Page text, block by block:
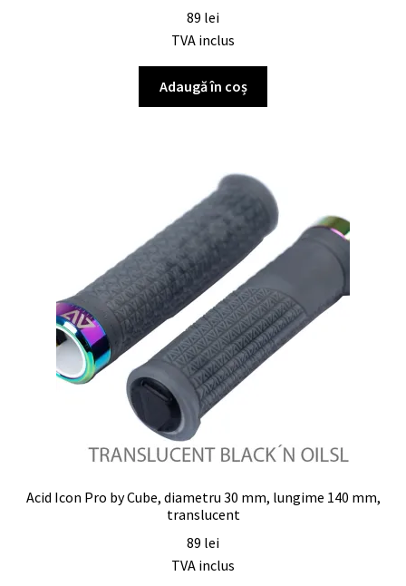
89 lei
TVA inclus
Adaugă în coș
Acid Icon Pro by Cube, diametru 30 mm, lungime 140 mm,
translucent
89 lei
TVA inclus